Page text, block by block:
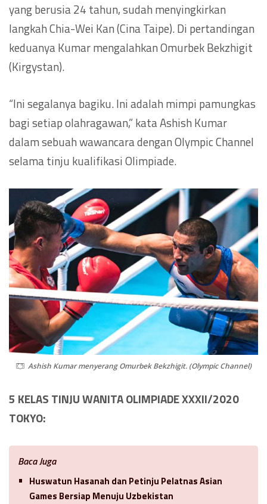
yang berusia 24 tahun, sudah menyingkirkan
langkah Chia-Wei Kan (Cina Taipe). Di pertandingan
keduanya Kumar mengalahkan Omurbek Bekzhigit
(Kirgystan).
“Ini segalanya bagiku. Ini adalah mimpi pamungkas
bagi setiap olahragawan,” kata Ashish Kumar
dalam sebuah wawancara dengan Olympic Channel
selama tinju kualifikasi Olimpiade.
Ashish Kumar menyerang Omurbek Bekzhigit. (Olympic Channel)
5 KELAS TINJU WANITA OLIMPIADE XXXII/2020
TOKYO:
Baca Juga
Huswatun Hasanah dan Petinju Pelatnas Asian
Games Bersiap Menuju Uzbekistan